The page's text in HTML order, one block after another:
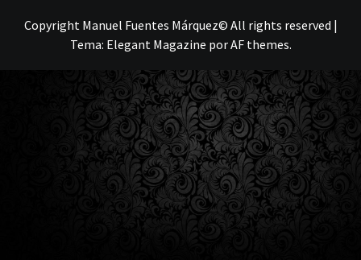
Copyright Manuel Fuentes Márquez© All rights reserved |
Tema: Elegant Magazine porAF themes.